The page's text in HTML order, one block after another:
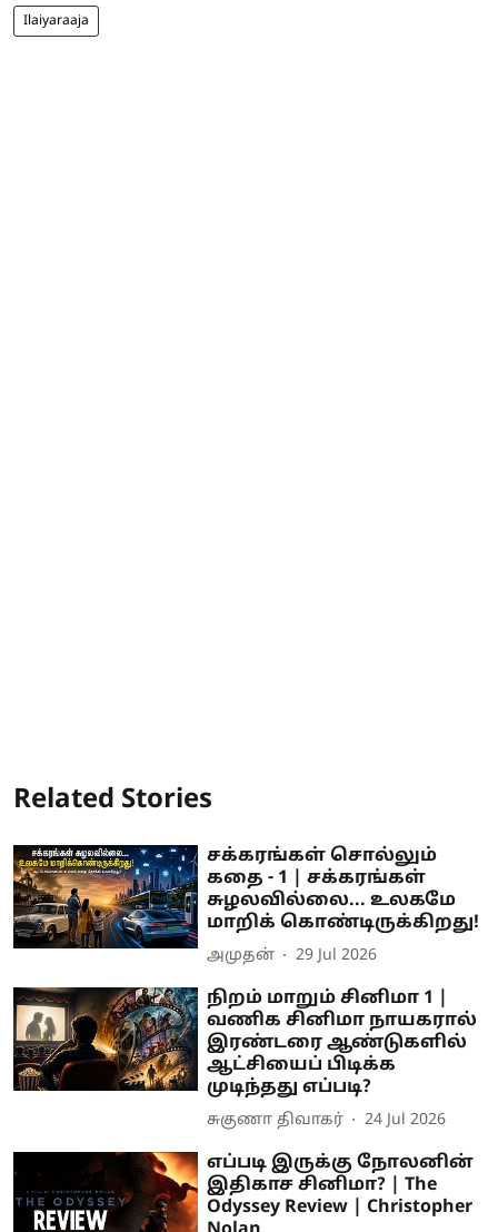
Ilaiyaraaja
Related Stories
சக்கரங்கள் சொல்லும்
கதை - 1 | சக்கரங்கள்
சுழலவில்லை... உலகமே
மாறிக் கொண்டிருக்கிறது!
அமுதன் 29 Jul 2026
நிறம் மாறும் சினிமா 1 |
வணிக சினிமா நாயகரால்
இரண்டரை ஆண்டுகளில்
ஆட்சியைப் பிடிக்க
முடிந்தது எப்படி?
சுகுணா திவாகர் 24 Jul 2026
எப்படி இருக்கு நோலனின்
இதிகாச சினிமா? | The
Odyssey Review | Christopher